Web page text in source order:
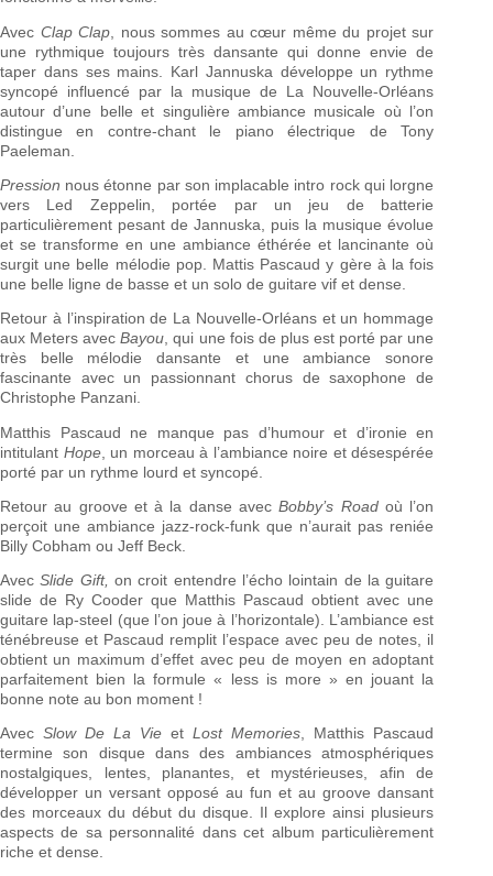
Avec Clap Clap , nous sommes au cœur même du projet sur
une rythmique toujours très dansante qui donne envie de
taper dans ses mains. Karl Jannuska développe un rythme
syncopé influencé par la musique de La Nouvelle-Orléans
autour d’une belle et singulière ambiance musicale où l’on
distingue en contre-chant le piano électrique de Tony
Paeleman.
Pression nous étonne par son implacable intro rock qui lorgne
vers Led Zeppelin, portée par un jeu de batterie
particulièrement pesant de Jannuska, puis la musique évolue
et se transforme en une ambiance éthérée et lancinante où
surgit une belle mélodie pop. Mattis Pascaud y gère à la fois
une belle ligne de basse et un solo de guitare vif et dense.
Retour à l’inspiration de La Nouvelle-Orléans et un hommage
aux Meters avecBayou , qui une fois de plus est porté par une
très belle mélodie dansante et une ambiance sonore
fascinante avec un passionnant chorus de saxophone de
Christophe Panzani.
Matthis Pascaud ne manque pas d’humour et d’ironie en
intitulant Hope, un morceau à l’ambiance noire et désespérée
porté par un rythme lourd et syncopé.
Retour au groove et à la danse avecBobby’s Road où l’on
perçoit une ambiance jazz-rock-funk que n’aurait pas reniée
Billy Cobham ou Jeff Beck.
AvecSlide Gift, on croit entendre l’écho lointain de la guitare
slide de Ry Cooder que Matthis Pascaud obtient avec une
guitare lap-steel (que l’on joue à l’horizontale). L’ambiance est
ténébreuse et Pascaud remplit l’espace avec peu de notes, il
obtient un maximum d’effet avec peu de moyen en adoptant
parfaitement bien la formule « less is more » en jouant la
bonne note au bon moment !
AvecSlow De La VieetLost Memories, Matthis Pascaud
termine son disque dans des ambiances atmosphériques
nostalgiques, lentes, planantes, et mystérieuses, afin de
développer un versant opposé au fun et au groove dansant
des morceaux du début du disque. Il explore ainsi plusieurs
aspects de sa personnalité dans cet album particulièrement
riche et dense.